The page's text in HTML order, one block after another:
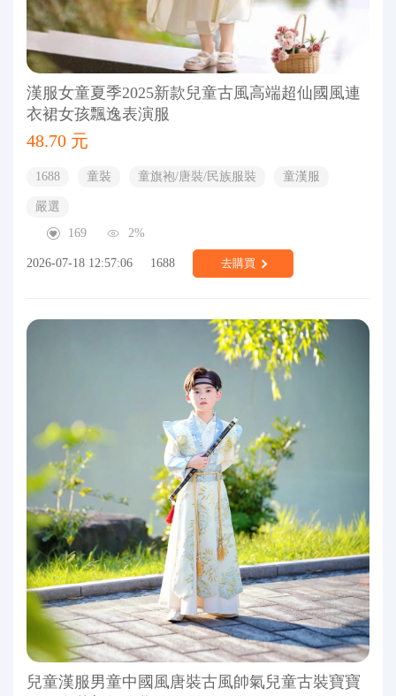
漢服女童夏季2025新款兒童古風高端超仙國風連
衣裙女孩飄逸表演服
48.70 元
1688 童裝 童旗袍/唐裝/民族服裝 童漢服
嚴選
169
2%
2026-07-18 12:57:06 1688 去購買
兒童漢服男童中國風唐裝古風帥氣兒童古裝寶寶